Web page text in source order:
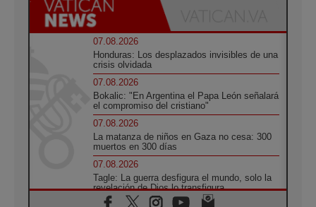
07.08.2026
Honduras: Los desplazados invisibles de una
crisis olvidada
07.08.2026
Bokalic: "En Argentina el Papa León señalará
el compromiso del cristiano"
07.08.2026
La matanza de niños en Gaza no cesa: 300
muertos en 300 días
07.08.2026
Tagle: La guerra desfigura el mundo, solo la
revelación de Dios lo transfigura